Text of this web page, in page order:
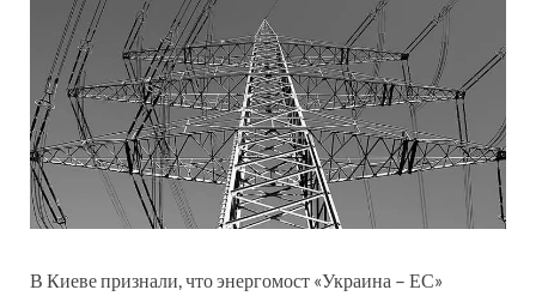
В Киеве признали, что энергомост «Украина – ЕС»